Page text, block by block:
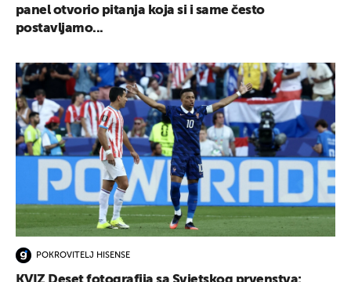
panel otvorio pitanja koja si i same često
postavljamo...
POKROVITELJ HISENSE